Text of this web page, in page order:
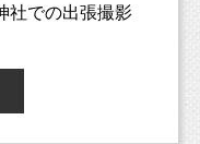
社での出張撮影
ージとしては、
つつ、スタジオ
していく。」